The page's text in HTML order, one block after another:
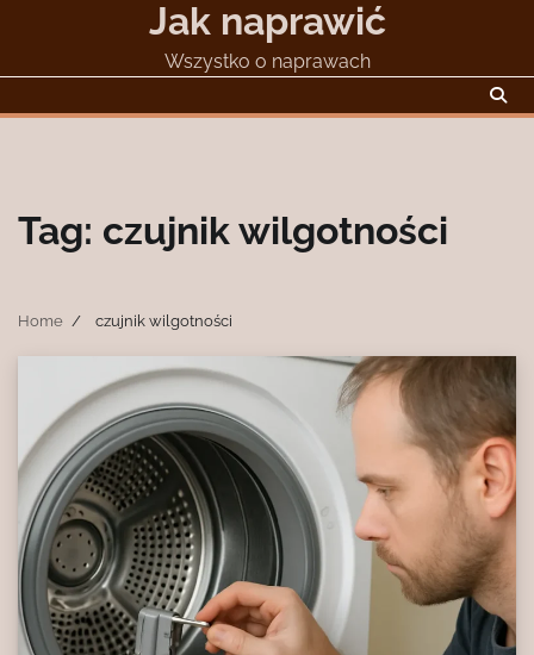
Jak naprawić
Wszystko o naprawach
Tag: czujnik wilgotności
Home czujnik wilgotności